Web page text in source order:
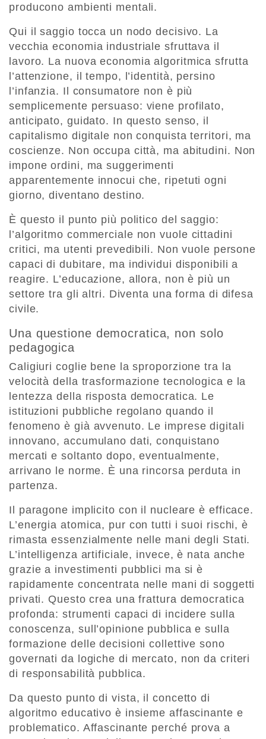
producono ambienti mentali.
Qui il saggio tocca un nodo decisivo. La
vecchia economia industriale sfruttava il
lavoro. La nuova economia algoritmica sfrutta
l’attenzione, il tempo, l’identità, persino
l’infanzia. Il consumatore non è più
semplicemente persuaso: viene profilato,
anticipato, guidato. In questo senso, il
capitalismo digitale non conquista territori, ma
coscienze. Non occupa città, ma abitudini. Non
impone ordini, ma suggerimenti
apparentemente innocui che, ripetuti ogni
giorno, diventano destino.
È questo il punto più politico del saggio:
l’algoritmo commerciale non vuole cittadini
critici, ma utenti prevedibili. Non vuole persone
capaci di dubitare, ma individui disponibili a
reagire. L’educazione, allora, non è più un
settore tra gli altri. Diventa una forma di difesa
civile.
Una questione democratica, non solo
pedagogica
Caligiuri coglie bene la sproporzione tra la
velocità della trasformazione tecnologica e la
lentezza della risposta democratica. Le
istituzioni pubbliche regolano quando il
fenomeno è già avvenuto. Le imprese digitali
innovano, accumulano dati, conquistano
mercati e soltanto dopo, eventualmente,
arrivano le norme. È una rincorsa perduta in
partenza.
Il paragone implicito con il nucleare è efficace.
L’energia atomica, pur con tutti i suoi rischi, è
rimasta essenzialmente nelle mani degli Stati.
L’intelligenza artificiale, invece, è nata anche
grazie a investimenti pubblici ma si è
rapidamente concentrata nelle mani di soggetti
privati. Questo crea una frattura democratica
profonda: strumenti capaci di incidere sulla
conoscenza, sull’opinione pubblica e sulla
formazione delle decisioni collettive sono
governati da logiche di mercato, non da criteri
di responsabilità pubblica.
Da questo punto di vista, il concetto di
algoritmo educativo è insieme affascinante e
problematico. Affascinante perché prova a